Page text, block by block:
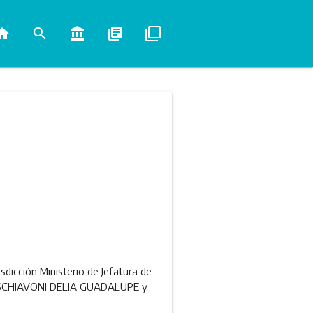
search account_balance library_books filter_none
Ministerio de Jefatura de
DELIA GUADALUPE y